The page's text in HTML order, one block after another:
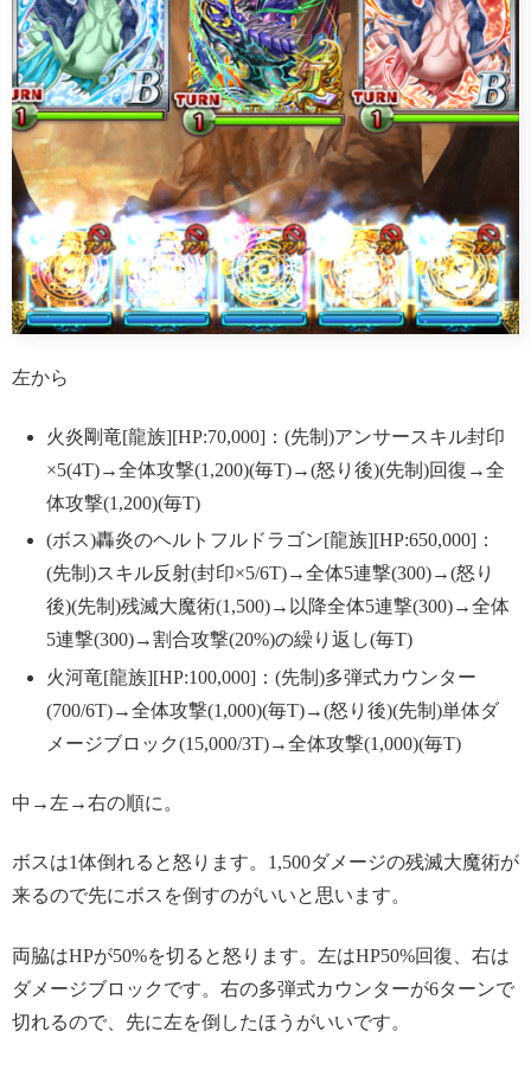
左から
火炎剛竜[龍族][HP:70,000]：(先制)アンサースキル封印
×5(4T)→全体攻撃(1,200)(毎T)→(怒り後)(先制)回復→全
体攻撃(1,200)(毎T)
(ボス)轟炎のヘルトフルドラゴン[龍族][HP:650,000]：
(先制)スキル反射(封印×5/6T)→全体5連撃(300)→(怒り
後)(先制)残滅大魔術(1,500)→以降全体5連撃(300)→全体
5連撃(300)→割合攻撃(20%)の繰り返し(毎T)
火河竜[龍族][HP:100,000]：(先制)多弾式カウンター
(700/6T)→全体攻撃(1,000)(毎T)→(怒り後)(先制)単体ダ
メージブロック(15,000/3T)→全体攻撃(1,000)(毎T)
中→左→右の順に。
ボスは1体倒れると怒ります。1,500ダメージの残滅大魔術が
来るので先にボスを倒すのがいいと思います。
両脇はHPが50%を切ると怒ります。左はHP50%回復、右は
ダメージブロックです。右の多弾式カウンターが6ターンで
切れるので、先に左を倒したほうがいいです。